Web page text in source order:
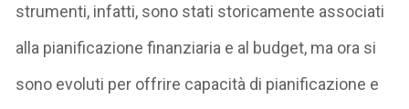
strumenti, infatti, sono stati storicamente associati
alla pianificazione finanziaria e al budget, ma ora si
sono evoluti per offrire capacità di pianificazione e